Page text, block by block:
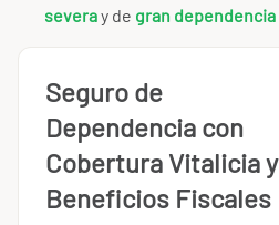
severay de gran dependencia
Seguro de
Dependencia con
Cobertura Vitalicia y
Beneficios Fiscales